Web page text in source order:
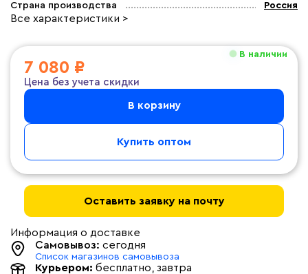
Страна производства Россия
Все характеристики >
В наличии
7 080 ₽
Цена без учета скидки
В корзину
Купить оптом
Оставить заявку на почту
Информация о доставке
Самовывоз: сегодня
Список магазинов самовывоза
Курьером: бесплатно , завтра